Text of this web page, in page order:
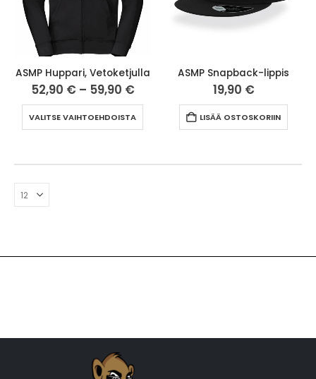
ASMP Huppari, Vetoketjulla
52,90 € – 59,90 €
VALITSE VAIHTOEHDOISTA
ASMP Snapback-lippis
19,90 €
LISÄÄ OSTOSKORIIN